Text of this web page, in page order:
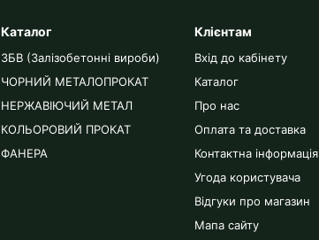
Каталог
ЗБВ (Залізобетонні вироби)
ЧОРНИЙ МЕТАЛОПРОКАТ
НЕРЖАВІЮЧИЙ МЕТАЛ
КОЛЬОРОВИЙ ПРОКАТ
ФАНЕРА
Клієнтам
Вхід до кабінету
Каталог
Про нас
Оплата та доставка
Контактна інформація
Угода користувача
Відгуки про магазин
Мапа сайту